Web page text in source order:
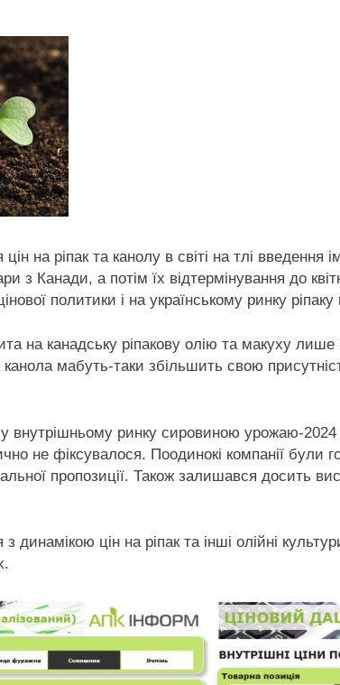
на ріпак та канолу в світі на тлі введення
з Канади, а потім їх відтермінування до
политики і на українському ринку
на канадську ріпакову олію та макуху лише
канола мабуть-таки збільшить свою
внутрішньому ринку сировиною урожаю-
не фіксувалося. Поодинокі компанії були
пропозиції. Також залишався досить
динамікою цін на ріпак та інші олійні